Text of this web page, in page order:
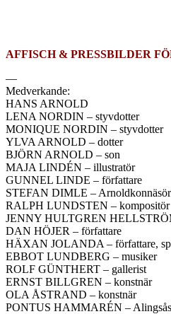
AFFISCH & PRESSBILDER
—
Medverkande:
HANS ARNOLD
LENA NORDIN – styvdotter
MONIQUE NORDIN – styvdotter
YLVA ARNOLD – dotter
BJÖRN ARNOLD – son
MAJA LINDÉN – illustratör
GUNNEL LINDE – författare
STEFAN DIMLE – Arnoldkonnäsör
RALPH LUNDSTEN – kompositör
JENNY HULTGREN
DAN HÖJER – författare
HÄXAN JOLANDA – författare,
EBBOT LUNDBERG – musiker
ROLF GÜNTHERT – gallerist
ERNST BILLGREN – konstnär
OLA ÅSTRAND – konstnär
PONTUS HAMMARÉN –